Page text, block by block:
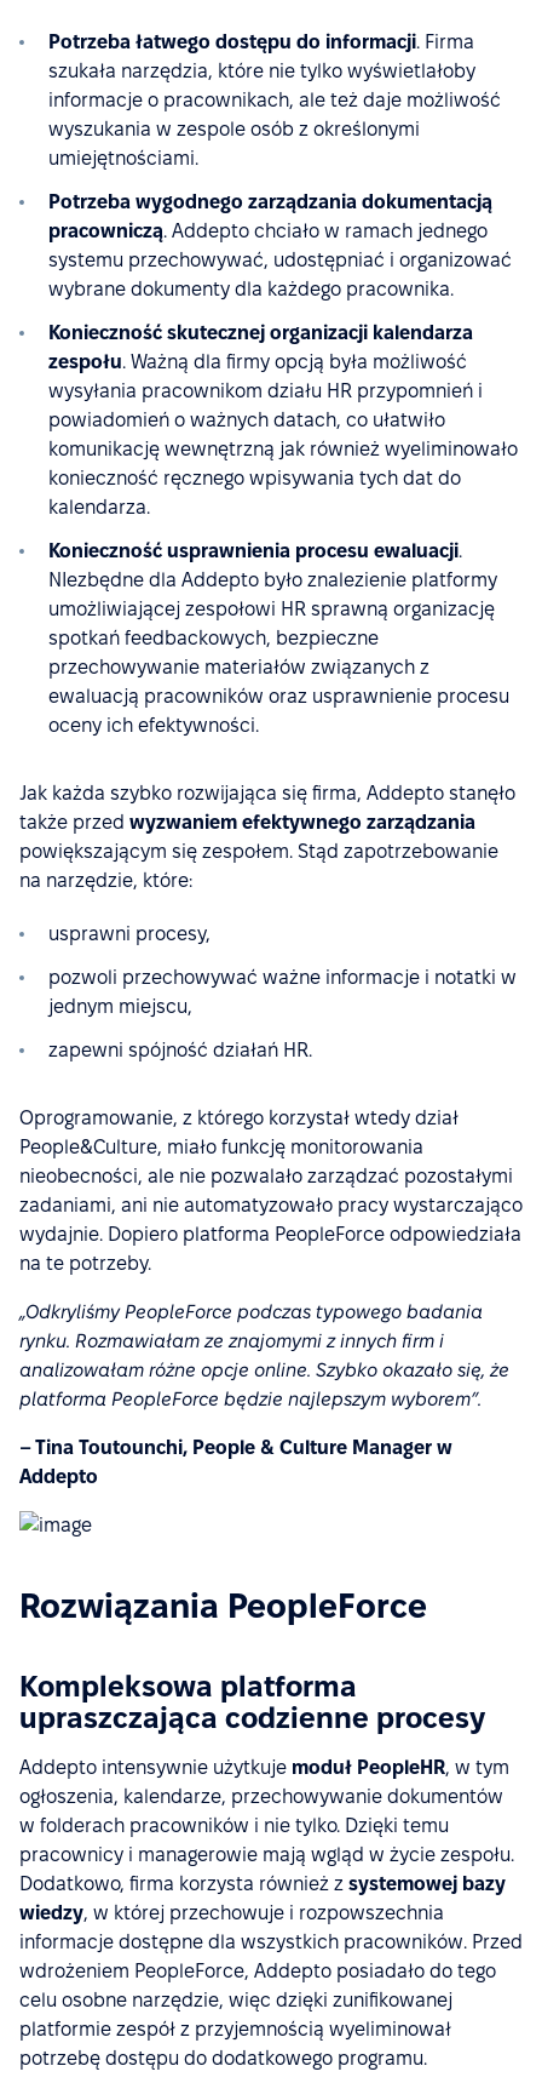
Potrzeba łatwego dostępu do informacji. Firma
szukała narzędzia, które nie tylko wyświetlałoby
informacje o pracownikach, ale też daje możliwość
wyszukania w zespole osób z określonymi
umiejętnościami.
Potrzeba wygodnego zarządzania dokumentacją
pracowniczą. Addepto chciało w ramach jednego
systemu przechowywać, udostępniać i organizować
wybrane dokumenty dla każdego pracownika.
Konieczność skutecznej organizacji kalendarza
zespołu. Ważną dla firmy opcją była możliwość
wysyłania pracownikom działu HR przypomnień i
powiadomień o ważnych datach, co ułatwiło
komunikację wewnętrzną jak również wyeliminowało
konieczność ręcznego wpisywania tych dat do
kalendarza.
Konieczność usprawnienia procesu ewaluacji.
NIezbędne dla Addepto było znalezienie platformy
umożliwiającej zespołowi HR sprawną organizację
spotkań feedbackowych, bezpieczne
przechowywanie materiałów związanych z
ewaluacją pracowników oraz usprawnienie procesu
oceny ich efektywności.
Jak każda szybko rozwijająca się firma, Addepto stanęło
także przed wyzwaniem efektywnego zarządzania
powiększającym się zespołem. Stąd zapotrzebowanie
na narzędzie, które:
usprawni procesy,
pozwoli przechowywać ważne informacje i notatki w
jednym miejscu,
zapewni spójność działań HR.
Oprogramowanie, z którego korzystał wtedy dział
People&Culture, miało funkcję monitorowania
nieobecności, ale nie pozwalało zarządzać pozostałymi
zadaniami, ani nie automatyzowało pracy wystarczająco
wydajnie. Dopiero platforma PeopleForce odpowiedziała
na te potrzeby.
„Odkryliśmy PeopleForce podczas typowego badania
rynku. Rozmawiałam ze znajomymi z innych firm i
analizowałam różne opcje online. Szybko okazało się, że
platforma PeopleForce będzie najlepszym wyborem”.
– Tina Toutounchi, People & Culture Manager w
Addepto
Rozwiązania PeopleForce
Kompleksowa platforma
upraszczająca codzienne procesy
Addepto intensywnie użytkuje moduł PeopleHR, w tym
ogłoszenia, kalendarze, przechowywanie dokumentów
w folderach pracowników i nie tylko. Dzięki temu
pracownicy i managerowie mają wgląd w życie zespołu.
Dodatkowo, firma korzysta również z systemowej bazy
wiedzy, w której przechowuje i rozpowszechnia
informacje dostępne dla wszystkich pracowników. Przed
wdrożeniem PeopleForce, Addepto posiadało do tego
celu osobne narzędzie, więc dzięki zunifikowanej
platformie zespół z przyjemnością wyeliminował
potrzebę dostępu do dodatkowego programu.